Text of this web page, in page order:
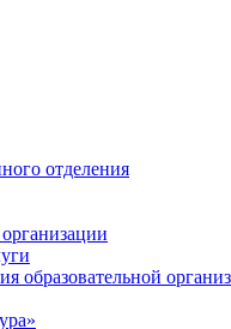
отделения
образовательной